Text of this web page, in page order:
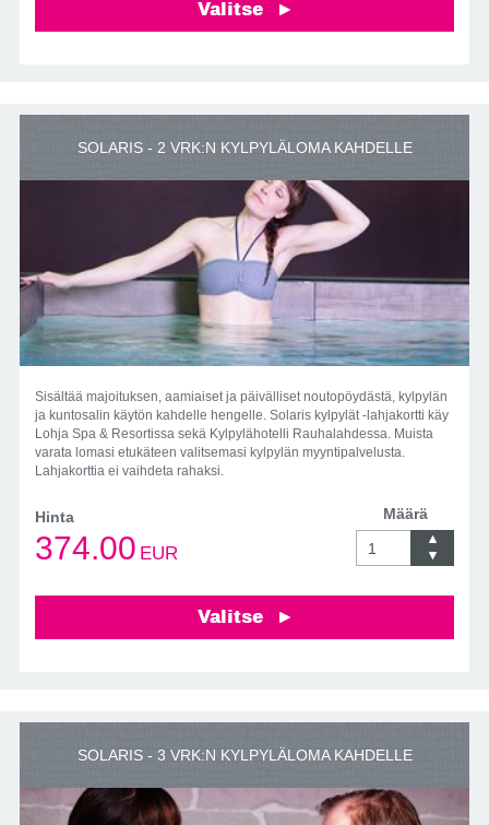
Valitse
SOLARIS - 2 VRK:N KYLPYLÄLOMA KAHDELLE
Sisältää majoituksen, aamiaiset ja päivälliset noutopöydästä, kylpylän
ja kuntosalin käytön kahdelle hengelle. Solaris kylpylät -lahjakortti käy
Lohja Spa & Resortissa sekä Kylpylähotelli Rauhalahdessa. Muista
varata lomasi etukäteen valitsemasi kylpylän myyntipalvelusta.
Lahjakorttia ei vaihdeta rahaksi.
Hinta
374.00 EUR
Määrä
Valitse
SOLARIS - 3 VRK:N KYLPYLÄLOMA KAHDELLE